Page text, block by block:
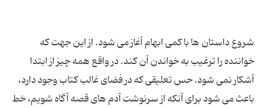
شروع داستان ها با کمی ابهام آغاز می شود. از این جهت که
خواننده را ترغیب به خواندن آن کند. در واقع همه چیز از ابتدا
آشکار نمی شود. حس تعلیقی که در فضای غالب کتاب وجود دارد،
باعث می شود برای آنکه از سرنوشت آدم های قصه آگاه شویم، خط